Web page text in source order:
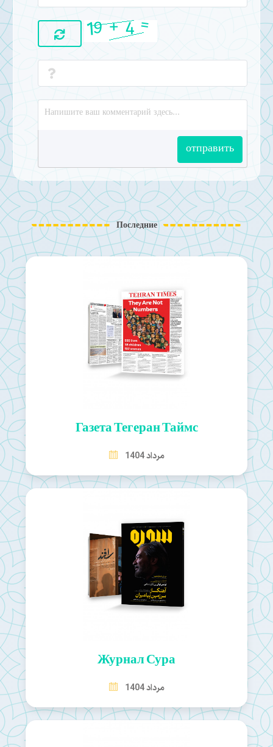
отправить
Последние
Газета Тегеран Таймс
مرداد 1404
Журнал Сура
مرداد 1404